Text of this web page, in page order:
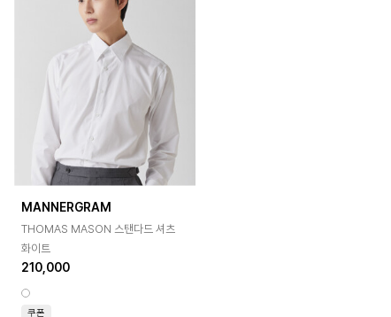
MANNERGRAM
THOMAS MASON 스탠다드 셔츠
화이트
210,000
쿠폰